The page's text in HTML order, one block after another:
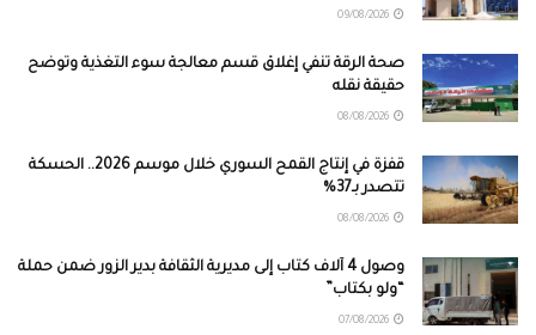
صحة الرقة تنفي إغلاق قسم معالجة سوء التغذية وتوضح
حقيقة نقله
قفزة في إنتاج القمح السوري خلال موسم 2026.. الحسكة
تتصدر بـ37%
وصول 4 آلاف كتاب إلى مديرية الثقافة بدير الزور ضمن حملة
“ولو بكتاب”